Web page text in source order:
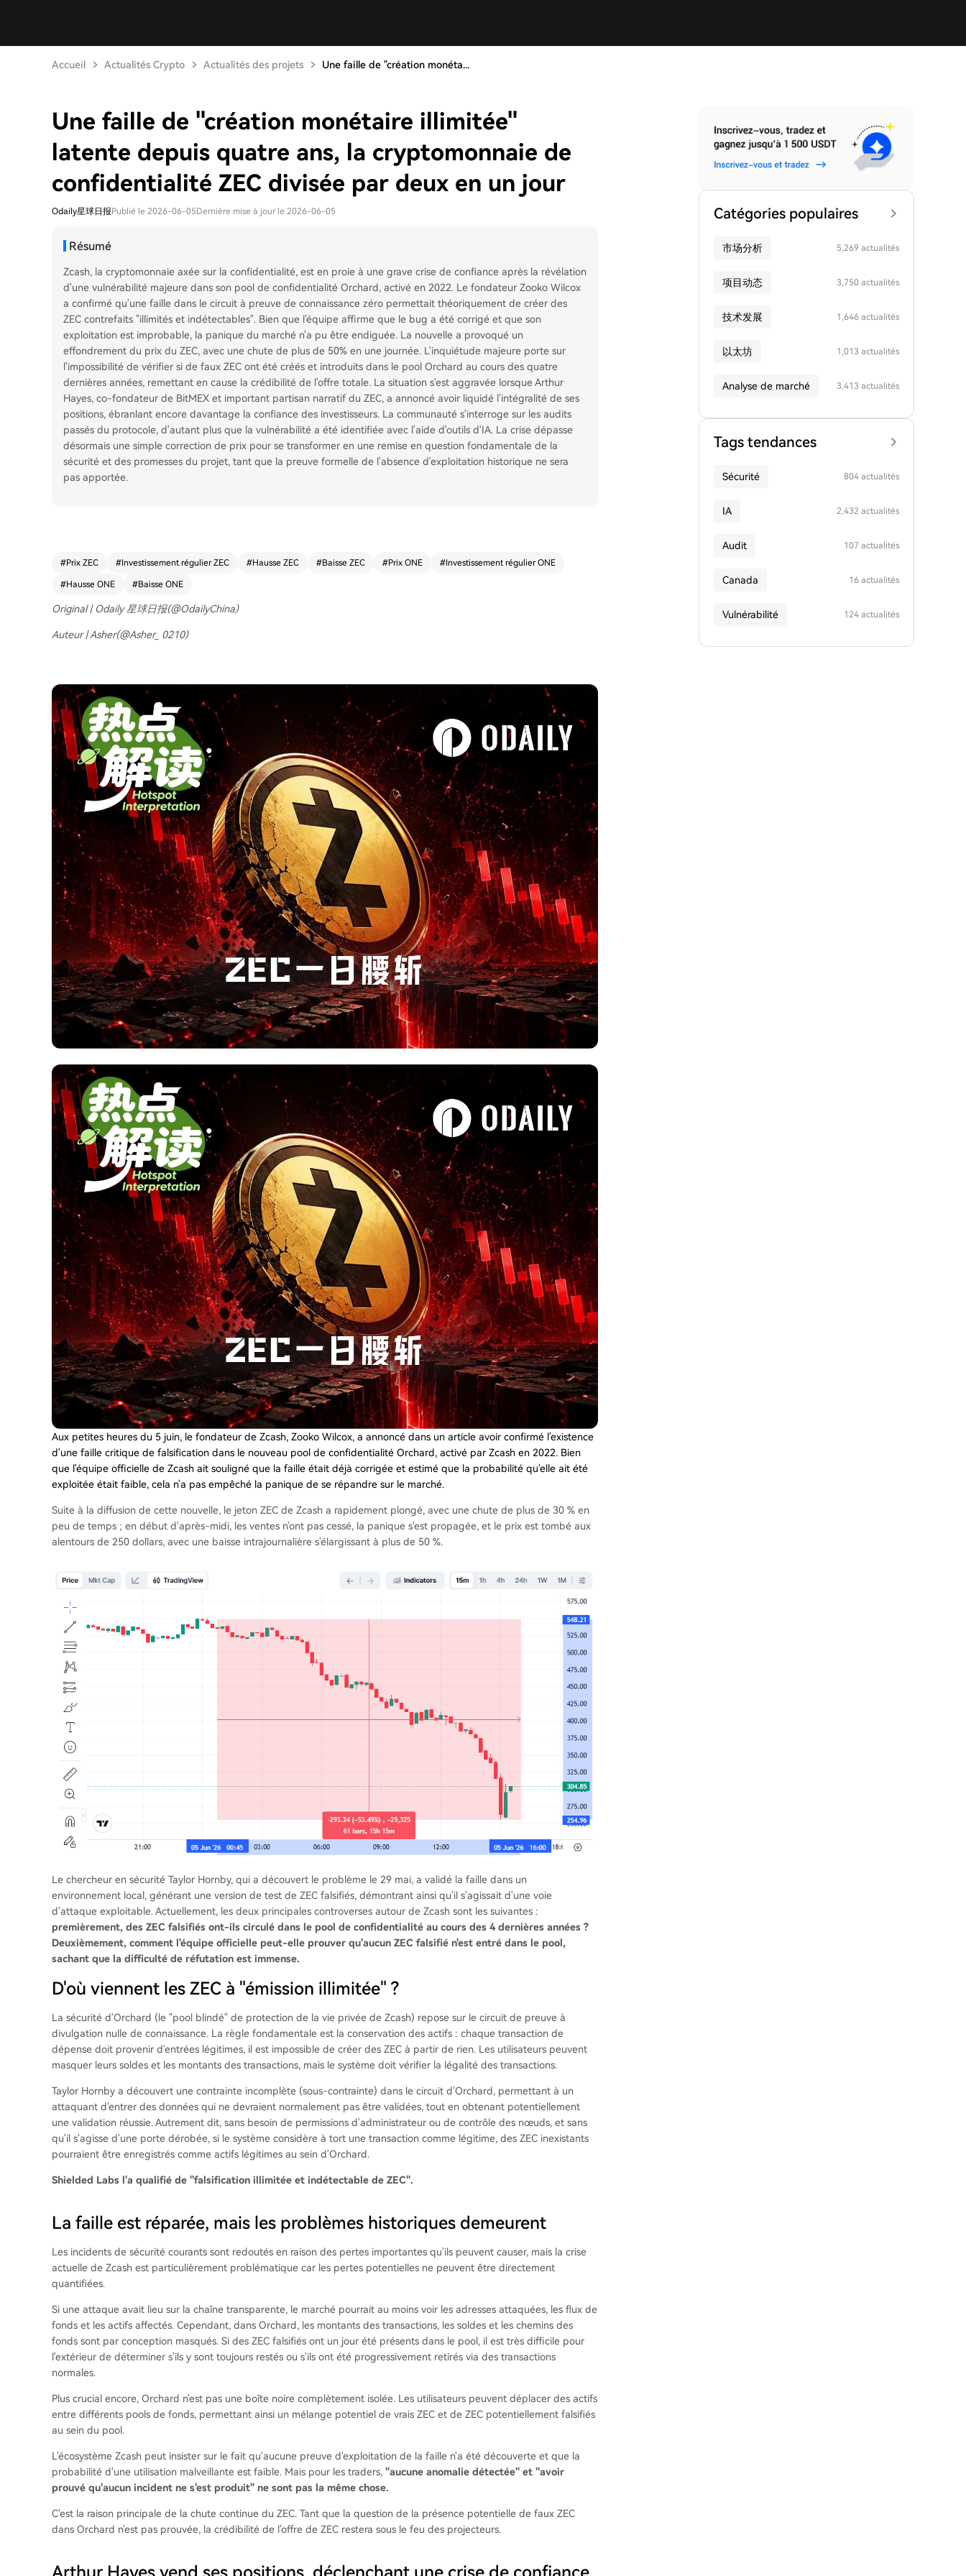
Accueil Actualités Crypto Actualités des projets Une faille de "création monéta...
Une faille de "création monétaire illimitée"
latente depuis quatre ans, la cryptomonnaie de
confidentialité ZEC divisée par deux en un jour
Odaily星球日报Publié le 2026-06-05Dernière mise à jour le 2026-06-05
Résumé
Zcash, la cryptomonnaie axée sur la confidentialité, est en proie à une grave crise de confiance après la révélation
d'une vulnérabilité majeure dans son pool de confidentialité Orchard, activé en 2022. Le fondateur Zooko Wilcox
a confirmé qu'une faille dans le circuit à preuve de connaissance zéro permettait théoriquement de créer des
ZEC contrefaits "illimités et indétectables". Bien que l'équipe affirme que le bug a été corrigé et que son
exploitation est improbable, la panique du marché n'a pu être endiguée. La nouvelle a provoqué un
effondrement du prix du ZEC, avec une chute de plus de 50% en une journée. L'inquiétude majeure porte sur
l'impossibilité de vérifier si de faux ZEC ont été créés et introduits dans le pool Orchard au cours des quatre
dernières années, remettant en cause la crédibilité de l'offre totale. La situation s'est aggravée lorsque Arthur
Hayes, co-fondateur de BitMEX et important partisan narratif du ZEC, a annoncé avoir liquidé l'intégralité de ses
positions, ébranlant encore davantage la confiance des investisseurs. La communauté s'interroge sur les audits
passés du protocole, d'autant plus que la vulnérabilité a été identifiée avec l'aide d'outils d'IA. La crise dépasse
désormais une simple correction de prix pour se transformer en une remise en question fondamentale de la
sécurité et des promesses du projet, tant que la preuve formelle de l'absence d'exploitation historique ne sera
pas apportée.
#Prix ZEC #Investissement régulier ZEC #Hausse ZEC #Baisse ZEC #Prix ONE #Investissement régulier ONE
#Hausse ONE #Baisse ONE
Original | Odaily 星球日报(@OdailyChina)
Auteur | Asher(@Asher_ 0210)
Aux petites heures du 5 juin, le fondateur de Zcash, Zooko Wilcox, a annoncé dans un article avoir confirmé l'existence
d'une faille critique de falsification dans le nouveau pool de confidentialité Orchard, activé par Zcash en 2022. Bien
que l'équipe officielle de Zcash ait souligné que la faille était déjà corrigée et estimé que la probabilité qu'elle ait été
exploitée était faible, cela n'a pas empêché la panique de se répandre sur le marché.
Suite à la diffusion de cette nouvelle, le jeton ZEC de Zcash a rapidement plongé, avec une chute de plus de 30 % en
peu de temps ; en début d'après-midi, les ventes n'ont pas cessé, la panique s'est propagée, et le prix est tombé aux
alentours de 250 dollars, avec une baisse intrajournalière s'élargissant à plus de 50 %.
Le chercheur en sécurité Taylor Hornby, qui a découvert le problème le 29 mai, a validé la faille dans un
environnement local, générant une version de test de ZEC falsifiés, démontrant ainsi qu'il s'agissait d'une voie
d'attaque exploitable. Actuellement, les deux principales controverses autour de Zcash sont les suivantes :
premièrement, des ZEC falsifiés ont-ils circulé dans le pool de confidentialité au cours des 4 dernières années ?
Deuxièmement, comment l'équipe officielle peut-elle prouver qu'aucun ZEC falsifié n'est entré dans le pool,
sachant que la difficulté de réfutation est immense.
D'où viennent les ZEC à "émission illimitée" ?
La sécurité d'Orchard (le "pool blindé" de protection de la vie privée de Zcash) repose sur le circuit de preuve à
divulgation nulle de connaissance. La règle fondamentale est la conservation des actifs : chaque transaction de
dépense doit provenir d'entrées légitimes, il est impossible de créer des ZEC à partir de rien. Les utilisateurs peuvent
masquer leurs soldes et les montants des transactions, mais le système doit vérifier la légalité des transactions.
Taylor Hornby a découvert une contrainte incomplète (sous-contrainte) dans le circuit d'Orchard, permettant à un
attaquant d'entrer des données qui ne devraient normalement pas être validées, tout en obtenant potentiellement
une validation réussie. Autrement dit, sans besoin de permissions d'administrateur ou de contrôle des nœuds, et sans
qu'il s'agisse d'une porte dérobée, si le système considère à tort une transaction comme légitime, des ZEC inexistants
pourraient être enregistrés comme actifs légitimes au sein d'Orchard.
Shielded Labs l'a qualifié de "falsification illimitée et indétectable de ZEC".
La faille est réparée, mais les problèmes historiques demeurent
Les incidents de sécurité courants sont redoutés en raison des pertes importantes qu'ils peuvent causer, mais la crise
actuelle de Zcash est particulièrement problématique car les pertes potentielles ne peuvent être directement
quantifiées.
Si une attaque avait lieu sur la chaîne transparente, le marché pourrait au moins voir les adresses attaquées, les flux de
fonds et les actifs affectés. Cependant, dans Orchard, les montants des transactions, les soldes et les chemins des
fonds sont par conception masqués. Si des ZEC falsifiés ont un jour été présents dans le pool, il est très difficile pour
l'extérieur de déterminer s'ils y sont toujours restés ou s'ils ont été progressivement retirés via des transactions
normales.
Plus crucial encore, Orchard n'est pas une boîte noire complètement isolée. Les utilisateurs peuvent déplacer des actifs
entre différents pools de fonds, permettant ainsi un mélange potentiel de vrais ZEC et de ZEC potentiellement falsifiés
au sein du pool.
L'écosystème Zcash peut insister sur le fait qu'aucune preuve d'exploitation de la faille n'a été découverte et que la
probabilité d'une utilisation malveillante est faible. Mais pour les traders, "aucune anomalie détectée" et "avoir
prouvé qu'aucun incident ne s'est produit" ne sont pas la même chose.
C'est la raison principale de la chute continue du ZEC. Tant que la question de la présence potentielle de faux ZEC
dans Orchard n'est pas prouvée, la crédibilité de l'offre de ZEC restera sous le feu des projecteurs.
Catégories populaires
市场分析 5,269 actualités
项目动态 3,750 actualités
技术发展 1,646 actualités
以太坊 1,013 actualités
Analyse de marché 3,413 actualités
Tags tendances
Sécurité 804 actualités
IA 2,432 actualités
Audit 107 actualités
Canada 16 actualités
Vulnérabilité 124 actualités